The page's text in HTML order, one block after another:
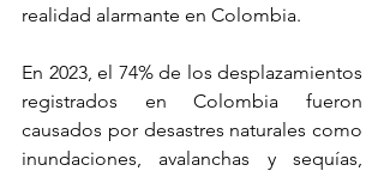
realidad alarmante en Colombia.
En 2023, el 74% de los desplazamientos
registrados en Colombia fueron
causados por desastres naturales como
inundaciones, avalanchas y sequías,